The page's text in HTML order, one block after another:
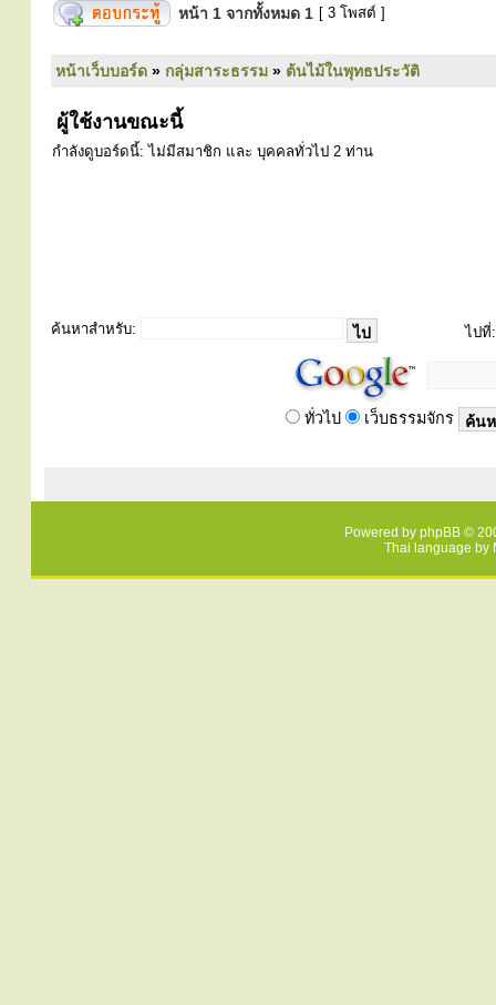
หน้า 1 จากทั้งหมด 1 [ 3 โพสต์ ]
หน้าเว็บบอร์ด » กลุ่มสาระธรรม » ต้นไม้ในพุทธประวัติ
ผู้ใช้งานขณะนี้
กำลังดูบอร์ดนี้: ไม่มีสมาชิก และ บุคคลทั่วไป 2 ท่าน
ค้นหาสำหรับ: ไปที่:
ทั่วไป เว็บธรรมจักร
Powered by phpBB ©
Thai language by